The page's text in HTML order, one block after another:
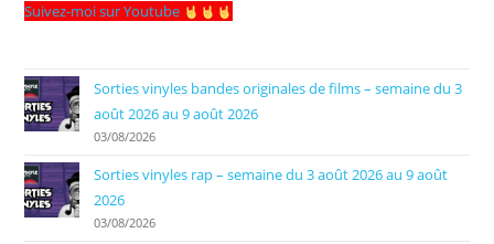
Suivez-moi sur Youtube
Sorties vinyles bandes originales de films – semaine du 3
août 2026 au 9 août 2026
03/08/2026
Sorties vinyles rap – semaine du 3 août 2026 au 9 août
2026
03/08/2026